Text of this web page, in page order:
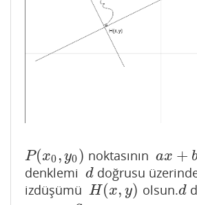
P(x0, y0)
P(x0,y0) noktasınınax +
ax+ by +
denklemi d
d doğrusu
izdüşümü H (x, y)
H(x,y) olsun.d
d